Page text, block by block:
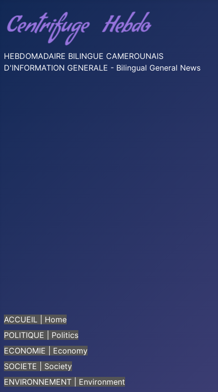
HEBDOMADAIRE BILINGUE CAMEROUNAIS
D'INFORMATION GENERALE - Bilingual General News
ACCUEIL | Home
POLITIQUE | Politics
ECONOMIE | Economy
SOCIETE | Society
ENVIRONNEMENT | Environment